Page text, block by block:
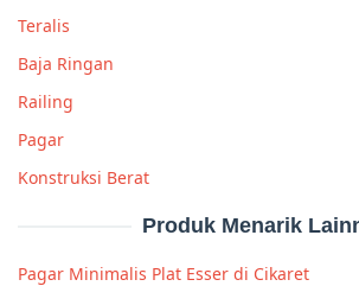
Teralis
Baja Ringan
Railing
Pagar
Konstruksi Berat
Produk Menarik
Pagar Minimalis Plat Esser di Cikaret